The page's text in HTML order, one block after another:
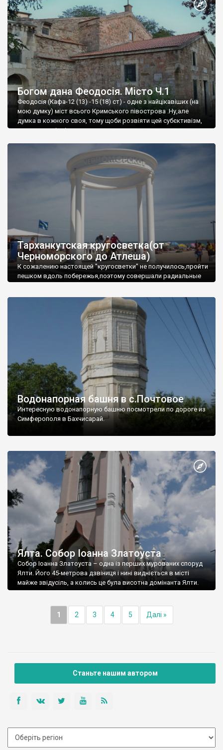
Богом дана Феодосія. Місто Ч.1
Феодосія (Кафа-12 (13) -15 (18) ст) - одне з найцікавіших (на
мою думку) міст всього Кримського півострова .Ну,але
думка в кожного своя, тому щоби розвіяти цей субєктивізм,
запрошую відвідати це
Тарханкутская кругосветка(от
Черноморского до Атлеша)
К сожалению настоящей "кругосветки" не получилось,пройти
пешком вдоль побережья,поэтому совершали радиальные
Водонапорная башня в с.Почтовое
Интересную водонапорную башню посмотрели по дороге из
Симферополя в Бахчисарай.
Ялта. Собор Іоанна Златоуста
Собор Іоанна Златоуста – одна із перших мурованих споруд
Ялти. Його 45-метрова дзвіниця і нині видніється в місті
майже звідусіль, а колись це була висотна домінанта Ялти.
1 2 3 4 5 Далі »
Станьте нашим автором